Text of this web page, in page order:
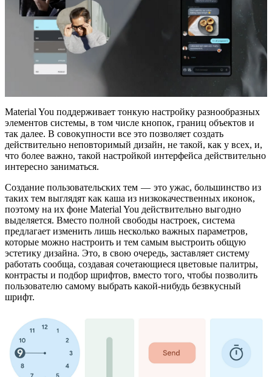
Material You поддерживает тонкую настройку разнообразных
элементов системы, в том числе кнопок, границ объектов и
так далее. В совокупности все это позволяет создать
действительно неповторимый дизайн, не такой, как у всех, и,
что более важно, такой настройкой интерфейса действительно
интересно заниматься.
Создание пользовательских тем — это ужас, большинство из
таких тем выглядят как каша из низкокачественных иконок,
поэтому на их фоне Material You действительно выгодно
выделяется. Вместо полной свободы настроек, система
предлагает изменить лишь несколько важных параметров,
которые можно настроить и тем самым выстроить общую
эстетику дизайна. Это, в свою очередь, заставляет систему
работать сообща, создавая сочетающиеся цветовые палитры,
контрасты и подбор шрифтов, вместо того, чтобы позволить
пользователю самому выбрать какой-нибудь безвкусный
шрифт.